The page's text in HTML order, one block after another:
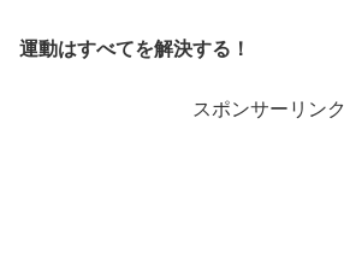
運動はすべてを解決する！
スポンサーリンク